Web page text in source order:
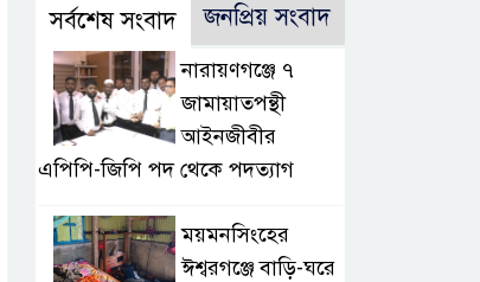
সর্বশেষ সংবাদ জনপ্রিয় সংবাদ
নারায়ণগঞ্জে ৭
জামায়াতপন্থী
আইনজীবীর
এপিপি-জিপি পদ থেকে পদত্যাগ
ময়মনসিংহের
ঈশ্বরগঞ্জে বাড়ি-ঘরে